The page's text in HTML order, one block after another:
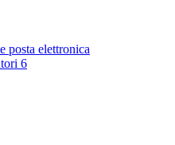
posta elettronica
6